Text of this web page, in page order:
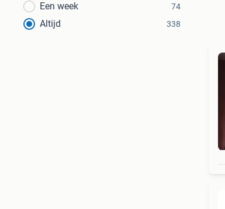
Een week 74
Altijd 338